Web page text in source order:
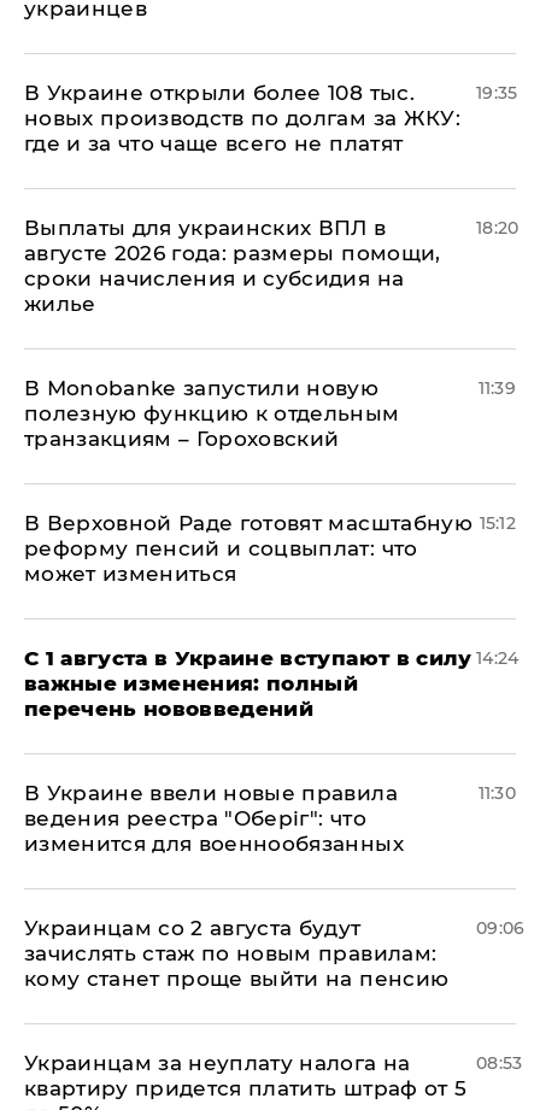
украинцев
В Украине открыли более 108 тыс.
новых производств по долгам за ЖКУ:
где и за что чаще всего не платят
19:35
Выплаты для украинских ВПЛ в
августе 2026 года: размеры помощи,
сроки начисления и субсидия на
жилье
18:20
В Мonobankе запустили новую
полезную функцию к отдельным
транзакциям – Гороховский
11:39
В Верховной Раде готовят масштабную
реформу пенсий и соцвыплат: что
может измениться
15:12
С 1 августа в Украине вступают в силу
важные изменения: полный
перечень нововведений
14:24
В Украине ввели новые правила
ведения реестра "Оберіг": что
изменится для военнообязанных
11:30
Украинцам со 2 августа будут
зачислять стаж по новым правилам:
кому станет проще выйти на пенсию
09:06
Украинцам за неуплату налога на
квартиру придется платить штраф от 5
08:53